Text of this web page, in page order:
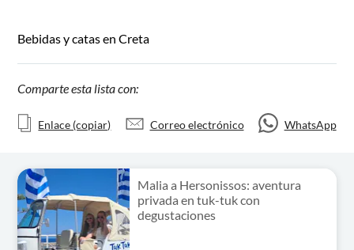
Bebidas y catas en Creta
Comparte esta lista con:
Enlace (copiar) Correo electrónico WhatsApp
Malia a Hersonissos: aventura
privada en tuk-tuk con
degustaciones